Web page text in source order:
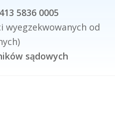
5836 0005
wyegzekwowanych od
sądowych